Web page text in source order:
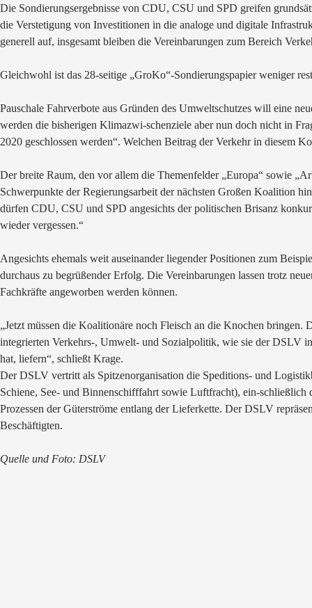
Die Sondierungsergebnisse von CDU, CSU und SPD greifen
die Verstetigung von Investitionen in die analoge und digitale
generell auf, insgesamt bleiben die Vereinbarungen zum Bereich
Gleichwohl ist das 28-seitige „GroKo“-Sondierungspapier weniger
Pauschale Fahrverbote aus Gründen des Umweltschutzes will eine
werden die bisherigen Klimazwi-schenziele aber nun doch nicht in
2020 geschlossen werden“. Welchen Beitrag der Verkehr in diesem
Der breite Raum, den vor allem die Themenfelder „Europa“ sowie
Schwerpunkte der Regierungsarbeit der nächsten Großen Koalition
dürfen CDU, CSU und SPD angesichts der politischen Brisanz
wieder vergessen.“
Angesichts ehemals weit auseinander liegender Positionen zum
durchaus zu begrüßender Erfolg. Die Vereinbarungen lassen trotz
Fachkräfte angeworben werden können.
„Jetzt müssen die Koalitionäre noch Fleisch an die Knochen bringen.
integrierten Verkehrs-, Umwelt- und Sozialpolitik, wie sie der DSLV
hat, liefern“, schließt Krage.
Der DSLV vertritt als Spitzenorganisation die Speditions- und
Schiene, See- und Binnenschifffahrt sowie Luftfracht), ein-
Prozessen der Güterströme entlang der Lieferkette. Der DSLV
Beschäftigten.
Quelle und Foto: DSLV